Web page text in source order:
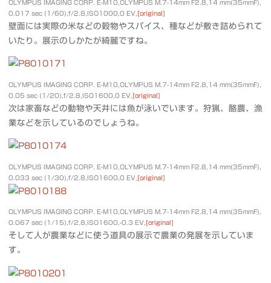
OLYMPUS IMAGING CORP. E-M10,OLYMPUS M.7-14mm F2.8,14 mm(35mmF),
0.017 sec (1/60),f/2.8,ISO1000,0 EV, [original]
壁面には実際の米などの穀物やスパイス、種などが敷き詰められて
いたり。展示のしかたが綺麗ですね。
OLYMPUS IMAGING CORP. E-M10,OLYMPUS M.7-14mm F2.8,14 mm(35mmF),
0.05 sec (1/20),f/2.8,ISO1600,0 EV, [original]
次は家畜などの動物や天井には魚が泳いでいます。狩猟、酪農、漁
業などを示しているのでしょうね。
OLYMPUS IMAGING CORP. E-M10,OLYMPUS M.7-14mm F2.8,14 mm(35mmF),
0.033 sec (1/30),f/2.8,ISO1600,0 EV, [original]
OLYMPUS IMAGING CORP. E-M10,OLYMPUS M.7-14mm F2.8,14 mm(35mmF),
0.067 sec (1/15),f/2.8,ISO1600,-0.3 EV, [original]
そして人が農業などに使う道具の展示で農業の発展を示していま
す。